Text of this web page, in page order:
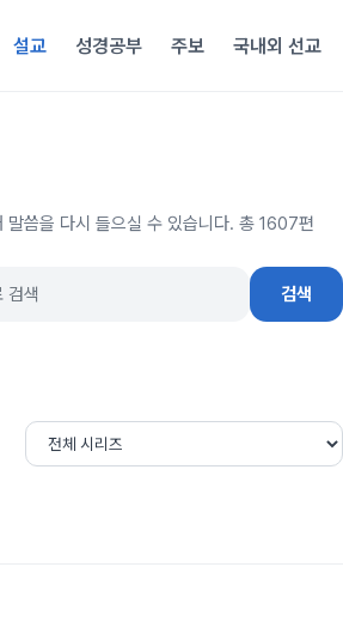
설교 성경공부 주보 국내외 선교
말씀을 다시 들으실 수 있습니다. 총 1607편
검색